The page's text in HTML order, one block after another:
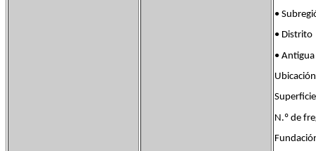
•
•
•
N.º de